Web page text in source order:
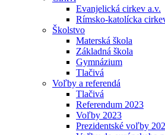
Evanjelická cirkev a.v.
Rímsko-katolícka
Školstvo
Materská škola
Základná škola
Gymnázium
Tlačivá
Voľby a referendá
Tlačivá
Referendum 2023
Voľby 2023
Prezidentské voľby